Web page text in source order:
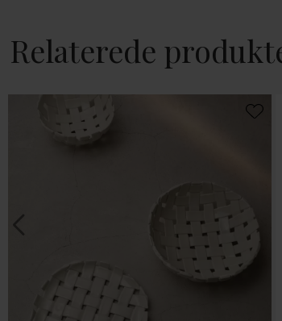
Relaterede
Vi